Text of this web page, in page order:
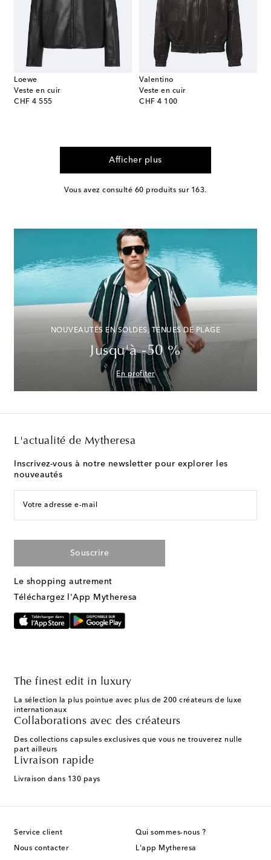
Loewe
Veste en cuir
CHF 4 555
original price
Valentino
Veste en cuir
CHF 4 100
original price
Afficher plus
Vous avez consulté 60 produits sur 163.
NOUVEAUTÉS EN SOLDES, TENUES DE PLAGE
Jusqu'à -50 %
En profiter
L'actualité de Mytheresa
Inscrivez-vous à notre newsletter pour explorer les
nouveautés
Votre adresse e-mail
Souscrire
Le shopping autrement
Téléchargez l'App Mytheresa
The finest edit in luxury
La sélection la plus pointue avec plus de 200 créateurs de luxe
internationaux
Collaborations avec des créateurs
Des collections capsules exclusives que vous ne trouverez nulle
part ailleurs
Livraison rapide
Livraison dans 130 pays
Service client
Nous contacter
Qui sommes-nous ?
L'app Mytheresa